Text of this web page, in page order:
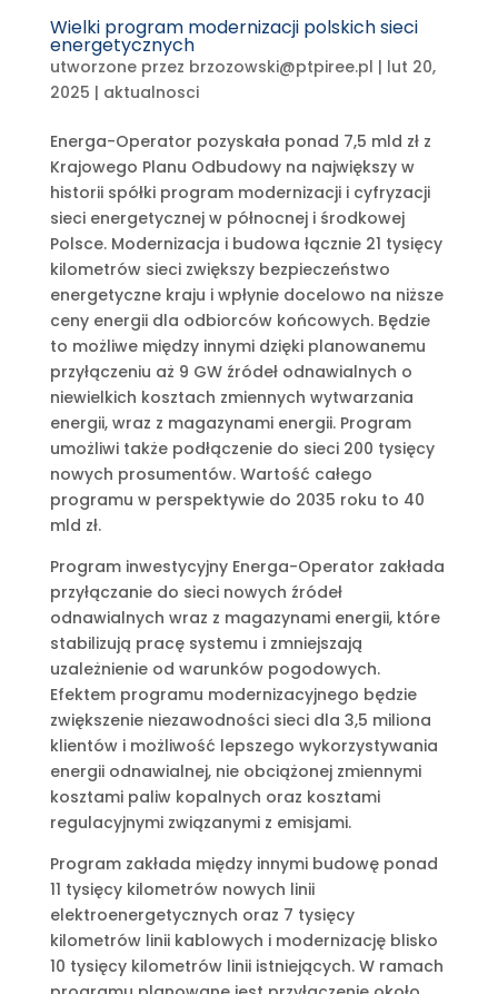
Wielki program modernizacji polskich sieci
energetycznych
utworzone przez brzozowski@ptpiree.pl | lut 20,
2025 | aktualnosci
Energa-Operator pozyskała ponad 7,5 mld zł z
Krajowego Planu Odbudowy na największy w
historii spółki program modernizacji i cyfryzacji
sieci energetycznej w północnej i środkowej
Polsce. Modernizacja i budowa łącznie 21 tysięcy
kilometrów sieci zwiększy bezpieczeństwo
energetyczne kraju i wpłynie docelowo na niższe
ceny energii dla odbiorców końcowych. Będzie
to możliwe między innymi dzięki planowanemu
przyłączeniu aż 9 GW źródeł odnawialnych o
niewielkich kosztach zmiennych wytwarzania
energii, wraz z magazynami energii. Program
umożliwi także podłączenie do sieci 200 tysięcy
nowych prosumentów. Wartość całego
programu w perspektywie do 2035 roku to 40
mld zł.
Program inwestycyjny Energa-Operator zakłada
przyłączanie do sieci nowych źródeł
odnawialnych wraz z magazynami energii, które
stabilizują pracę systemu i zmniejszają
uzależnienie od warunków pogodowych.
Efektem programu modernizacyjnego będzie
zwiększenie niezawodności sieci dla 3,5 miliona
klientów i możliwość lepszego wykorzystywania
energii odnawialnej, nie obciążonej zmiennymi
kosztami paliw kopalnych oraz kosztami
regulacyjnymi związanymi z emisjami.
Program zakłada między innymi budowę ponad
11 tysięcy kilometrów nowych linii
elektroenergetycznych oraz 7 tysięcy
kilometrów linii kablowych i modernizację blisko
10 tysięcy kilometrów linii istniejących. W ramach